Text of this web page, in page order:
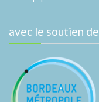
avec le soutien de